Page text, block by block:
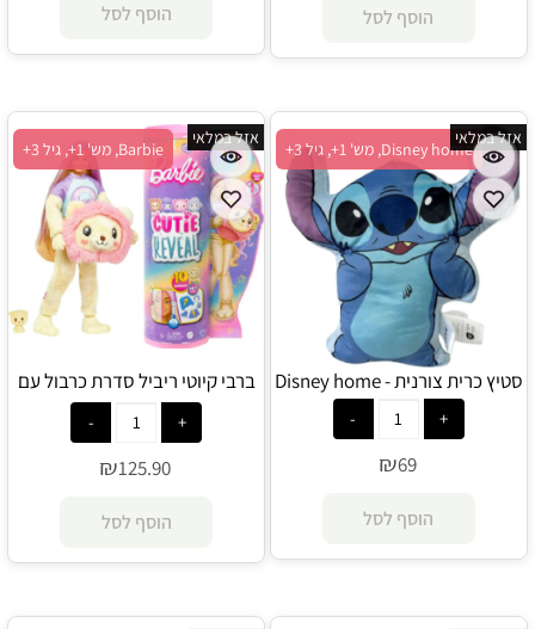
הוסף לסל הוסף לסל
Disney home, מש' 1+, גיל 3+
אזל במלאי
סטיץ כרית צורנית - Disney home
₪69
הוסף לסל
Barbie, מש' 1+, גיל 3+
אזל במלאי
ברבי קיוטי ריביל סדרת כרבול עם
חולצה מגניבה - לביאה - Barbie
₪125.90
הוסף לסל